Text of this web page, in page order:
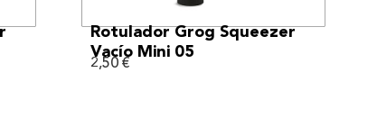
VER MÁS
Rotulador Grog Squeezer
Vacío Mini 05
2,50 €